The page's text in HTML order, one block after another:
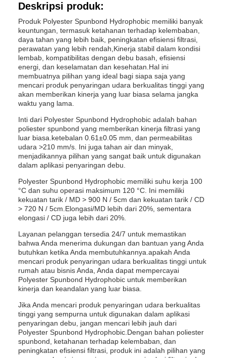
Deskripsi produk:
Produk Polyester Spunbond Hydrophobic memiliki banyak
keuntungan, termasuk ketahanan terhadap kelembaban,
daya tahan yang lebih baik, peningkatan efisiensi filtrasi,
perawatan yang lebih rendah,Kinerja stabil dalam kondisi
lembab, kompatibilitas dengan debu basah, efisiensi
energi, dan keselamatan dan kesehatan.Hal ini
membuatnya pilihan yang ideal bagi siapa saja yang
mencari produk penyaringan udara berkualitas tinggi yang
akan memberikan kinerja yang luar biasa selama jangka
waktu yang lama.
Inti dari Polyester Spunbond Hydrophobic adalah bahan
poliester spunbond yang memberikan kinerja filtrasi yang
luar biasa.ketebalan 0.61±0.05 mm, dan permeabilitas
udara >210 mm/s. Ini juga tahan air dan minyak,
menjadikannya pilihan yang sangat baik untuk digunakan
dalam aplikasi penyaringan debu.
Polyester Spunbond Hydrophobic memiliki suhu kerja 100
°C dan suhu operasi maksimum 120 °C. Ini memiliki
kekuatan tarik / MD > 900 N / 5cm dan kekuatan tarik / CD
> 720 N / 5cm.Elongasi/MD lebih dari 20%, sementara
elongasi / CD juga lebih dari 20%.
Layanan pelanggan tersedia 24/7 untuk memastikan
bahwa Anda menerima dukungan dan bantuan yang Anda
butuhkan ketika Anda membutuhkannya.apakah Anda
mencari produk penyaringan udara berkualitas tinggi untuk
rumah atau bisnis Anda, Anda dapat mempercayai
Polyester Spunbond Hydrophobic untuk memberikan
kinerja dan keandalan yang luar biasa.
Jika Anda mencari produk penyaringan udara berkualitas
tinggi yang sempurna untuk digunakan dalam aplikasi
penyaringan debu, jangan mencari lebih jauh dari
Polyester Spunbond Hydrophobic.Dengan bahan poliester
spunbond, ketahanan terhadap kelembaban, dan
peningkatan efisiensi filtrasi, produk ini adalah pilihan yang